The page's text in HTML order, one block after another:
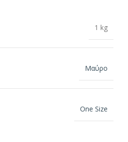
1 kg
Μαύρο
One Size